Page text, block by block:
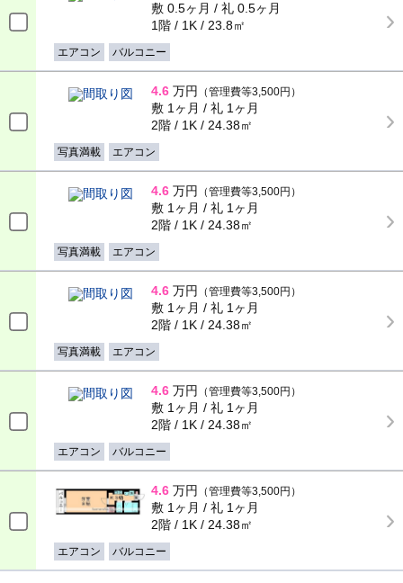
敷 0.5ヶ月 / 礼 0.5ヶ月
1階 / 1K / 23.8㎡
エアコン バルコニー
4.6 万円 （管理費等3,500円）
敷 1ヶ月 / 礼 1ヶ月
2階 / 1K / 24.38㎡
写真満載 エアコン
4.6 万円 （管理費等3,500円）
敷 1ヶ月 / 礼 1ヶ月
2階 / 1K / 24.38㎡
写真満載 エアコン
4.6 万円 （管理費等3,500円）
敷 1ヶ月 / 礼 1ヶ月
2階 / 1K / 24.38㎡
写真満載 エアコン
4.6 万円 （管理費等3,500円）
敷 1ヶ月 / 礼 1ヶ月
2階 / 1K / 24.38㎡
エアコン バルコニー
4.6 万円 （管理費等3,500円）
敷 1ヶ月 / 礼 1ヶ月
2階 / 1K / 24.38㎡
エアコン バルコニー